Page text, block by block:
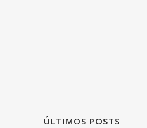
ÚLTIMOS POSTS